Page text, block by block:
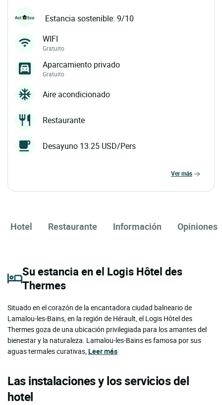
Estancia sostenible: 9/10
WIFI
Gratuito
Aparcamiento privado
Gratuito
Aire acondicionado
Restaurante
Desayuno 13.25 USD/Pers
ver más
Hotel Restaurante Información Opiniones
Su estancia en el Logis Hôtel des
Thermes
Situado en el corazón de la encantadora ciudad balneario de
Lamalou-les-Bains, en la región de Hérault, el Logis Hôtel des
Thermes goza de una ubicación privilegiada para los amantes del
bienestar y la naturaleza. Lamalou-les-Bains es famosa por sus
aguas termales curativas,Leer más
Las instalaciones y los servicios del
hotel